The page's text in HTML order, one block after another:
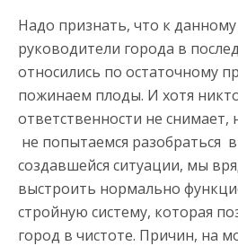
Надо признать, что к
руководители города в
относились по остаточному
пожинаем плоды. И хотя
ответственности не снимает,
не попытаемся разобраться
создавшейся ситуации, мы
выстроить нормально
стройную систему, которая
город в чистоте. Причин, на